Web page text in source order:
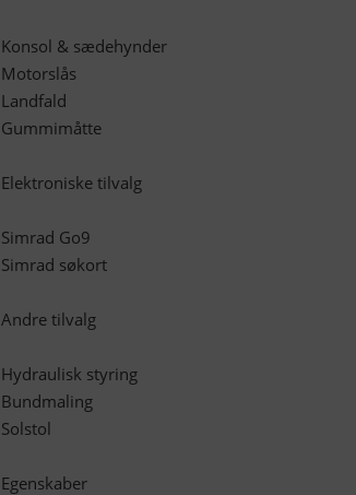
Konsol & sædehynder
Motorslås
Landfald
Gummimåtte
Elektroniske tilvalg
Simrad Go9
Simrad søkort
Andre tilvalg
Hydraulisk styring
Bundmaling
Solstol
Egenskaber